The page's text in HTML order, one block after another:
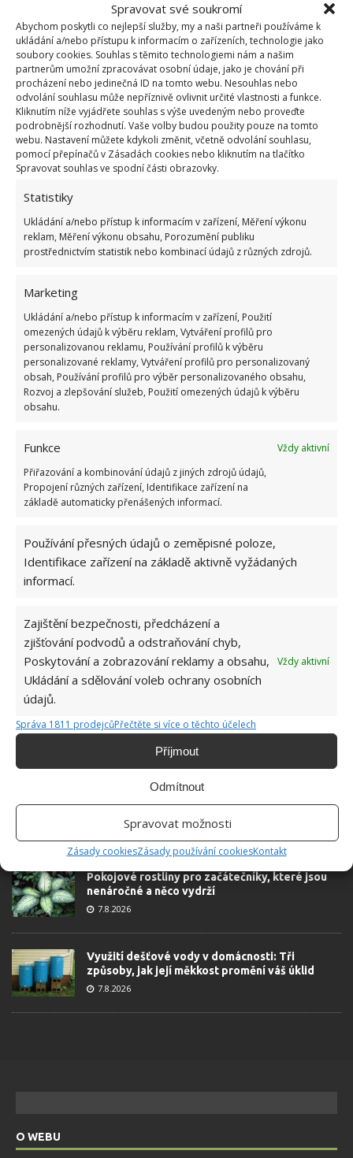
Spravovat své soukromí
Abychom poskytli co nejlepší služby, my a naši partneři používáme k
ukládání a/nebo přístupu k informacím o zařízeních, technologie jako
soubory cookies. Souhlas s těmito technologiemi nám a našim
partnerům umožní zpracovávat osobní údaje, jako je chování při
procházení nebo jedinečná ID na tomto webu. Nesouhlas nebo
odvolání souhlasu může nepříznivě ovlivnit určité vlastnosti a funkce.
Kliknutím níže vyjádřete souhlas s výše uvedeným nebo proveďte
podrobnější rozhodnutí. Vaše volby budou použity pouze na tomto
webu. Nastavení můžete kdykoli změnit, včetně odvolání souhlasu,
pomocí přepínačů v Zásadách cookies nebo kliknutím na tlačítko
Spravovat souhlas ve spodní části obrazovky.
Statistiky
Ukládání a/nebo přístup k informacím v zařízení, Měření výkonu
reklam, Měření výkonu obsahu, Porozumění publiku
prostřednictvím statistik nebo kombinací údajů z různých zdrojů.
Marketing
Ukládání a/nebo přístup k informacím v zařízení, Použití
omezených údajů k výběru reklam, Vytváření profilů pro
personalizovanou reklamu, Používání profilů k výběru
personalizované reklamy, Vytváření profilů pro personalizovaný
obsah, Používání profilů pro výběr personalizovaného obsahu,
Rozvoj a zlepšování služeb, Použití omezených údajů k výběru
obsahu.
Funkce
Vždy aktivní
Přiřazování a kombinování údajů z jiných zdrojů údajů,
Propojení různých zařízení, Identifikace zařízení na
základě automaticky přenášených informací.
Používání přesných údajů o zeměpisné poloze,
Identifikace zařízení na základě aktivně vyžádaných
informací.
Zajištění bezpečnosti, předcházení a
zjišťování podvodů a odstraňování chyb,
Poskytování a zobrazování reklamy a obsahu,
Ukládání a sdělování voleb ochrany osobních
údajů.
Vždy aktivní
Správa 1811 prodejcůPřečtěte si více o těchto účelech
Příjmout
Odmítnout
Spravovat možnosti
Zásady cookiesZásady používání cookiesKontakt
16.6.2021 Interiér
Drobné úpravy domácnosti dokáží velké věci.
Zútulněte si domov svépomocí
9.6.2021 Interiér
1 2 … 6 »
OBLÍBENÉ ČLÁNKY
Pokuta až 10 000 Kč hrozí za nesprávné sekání i
nesekání trávy. Záleží i na prostředku a lokaci
1.6.2026
Kdo je zažil, bez problému získá 12 ze 12 bodů
12.5.2026
dobrý přehled
23.6.2026
socialismu: Tehdejší řidiči musí získat 10 z 10
bodů
7.8.2026
Pokojové rostliny pro začátečníky, které jsou
nenáročné a něco vydrží
7.8.2026
Využití dešťové vody v domácnosti: Tři
způsoby, jak její měkkost promění váš úklid
7.8.2026
O WEBU